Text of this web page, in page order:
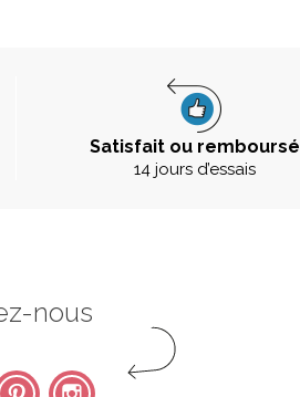
Satisfait ou remboursé
14 jours d’essais
nous
Pinterest Instagram